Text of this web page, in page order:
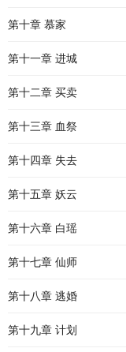
第十章 慕家
第十一章 进城
第十二章 买卖
第十三章 血祭
第十四章 失去
第十五章 妖云
第十六章 白瑶
第十七章 仙师
第十八章 逃婚
第十九章 计划